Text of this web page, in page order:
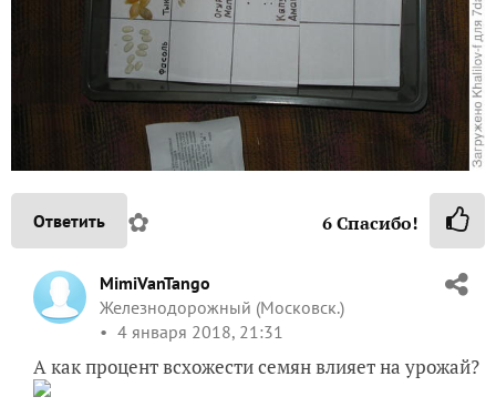
Ответить ✿ 6Спасибо!
MimiVanTango
Железнодорожный (Московск.)
4 января 2018, 21:31
А как процент всхожести семян влияет на урожай?